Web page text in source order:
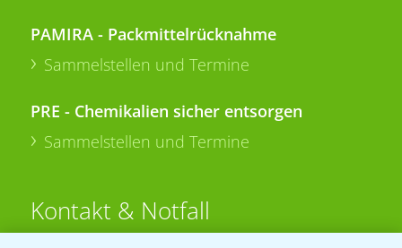
PAMIRA - Packmittelrücknahme
Sammelstellen und Termine
PRE - Chemikalien sicher entsorgen
Sammelstellen und Termine
Kontakt & Notfall